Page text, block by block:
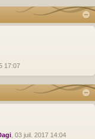
17:07
, 03 juil. 2017 14:04